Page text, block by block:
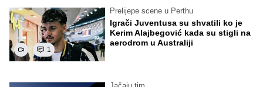
1
Prelijepe scene u Perthu
Igrači Juventusa su shvatili ko je
Kerim Alajbegović kada su stigli na
aerodrom u Australiji